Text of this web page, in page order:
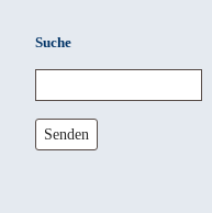
Suche
Senden